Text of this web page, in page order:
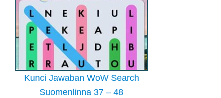
Kunci Jawaban WoW Search
Suomenlinna 37 – 48